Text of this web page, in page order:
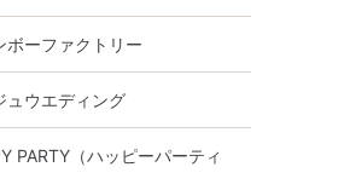
ボーファクトリー
ュウエディング
PARTY（ハッピーパーティ